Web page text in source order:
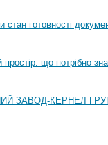
готовності
що потрібно
КЕРНЕЛ ГРУП"